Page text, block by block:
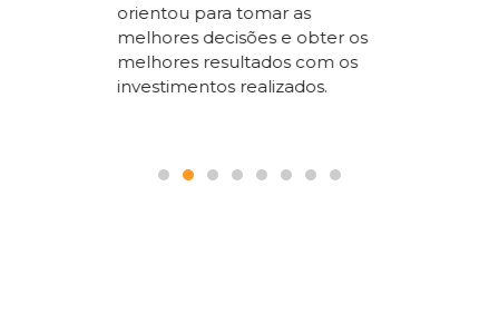
orientou para tomar as
melhores decisões e obter os
melhores resultados com os
investimentos realizados.